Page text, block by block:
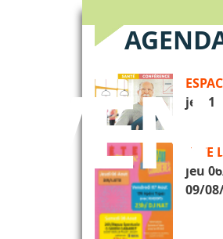
jeu
FETE
jeu
09/